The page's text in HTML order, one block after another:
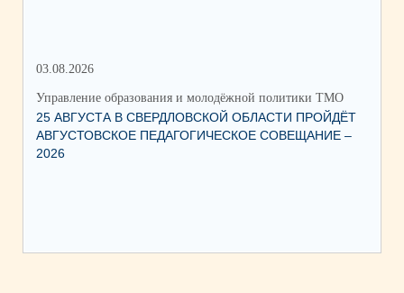
03.08.2026
Управление образования и молодёжной политики ТМО
25 АВГУСТА В СВЕРДЛОВСКОЙ ОБЛАСТИ ПРОЙДЁТ
АВГУСТОВСКОЕ ПЕДАГОГИЧЕСКОЕ СОВЕЩАНИЕ –
2026